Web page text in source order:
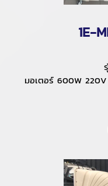
1E-
มอเตอร์ 600W